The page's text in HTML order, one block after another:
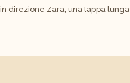
direzione Zara, una tappa lunga